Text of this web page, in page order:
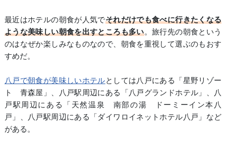
最近はホテルの朝食が人気でそれだけでも食べに行きたくなる
ような美味しい朝食を出すところも多い。旅行先の朝食という
のはなぜか楽しみなものなので、朝食を重視して選ぶのもおす
すめだ。
八戸で朝食が美味しいホテルとしては八戸にある「星野リゾー
ト 青森屋」、八戸駅周辺にある「八戸グランドホテル」、八
戸駅周辺にある「天然温泉 南部の湯 ドーミーイン本八
戸」、八戸駅周辺にある「ダイワロイネットホテル八戸」など
がある。